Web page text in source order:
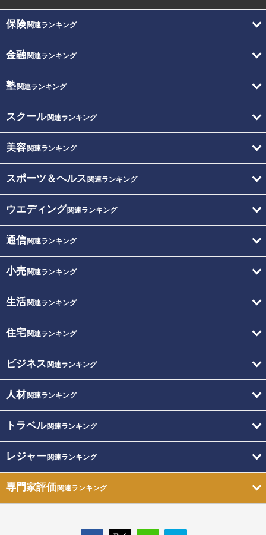
保険関連ランキング
金融関連ランキング
塾関連ランキング
スクール関連ランキング
美容関連ランキング
スポーツ＆ヘルス 関連ランキング
ウエディング関連ランキング
通信関連ランキング
小売関連ランキング
生活関連ランキング
住宅関連ランキング
ビジネス 関連ランキング
人材関連ランキング
トラベル関連ランキング
レジャー関連ランキング
専門家評価関連ランキング